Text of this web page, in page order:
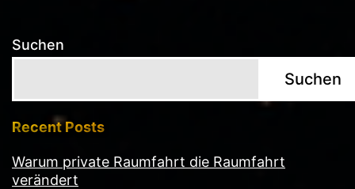
Suchen
Suchen
Recent Posts
Warum private Raumfahrt die Raumfahrt
verändert